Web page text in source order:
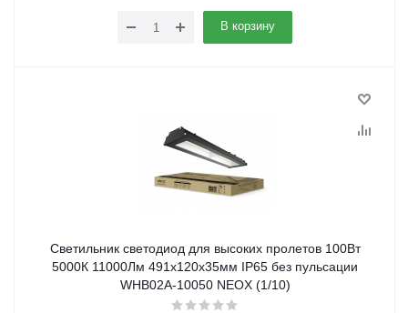
В корзину
Светильник светодиод для высоких пролетов 100Вт
5000К 11000Лм 491х120х35мм IP65 без пульсации
WHB02A-10050 NEOX (1/10)